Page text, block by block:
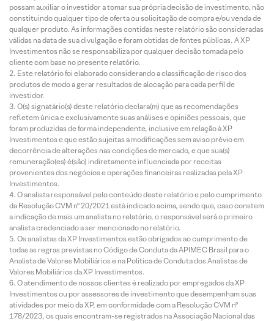
possam auxiliar o investidor a tomar sua própria decisão de investimento, não
constituindo qualquer tipo de oferta ou solicitação de compra e/ou venda de
qualquer produto. As informações contidas neste relatório são consideradas
válidas na data de sua divulgação e foram obtidas de fontes públicas. A XP
Investimentos não se responsabiliza por qualquer decisão tomada pelo
cliente com base no presente relatório.
Este relatório foi elaborado considerando a classificação de risco dos
produtos de modo a gerar resultados de alocação para cada perfil de
investidor.
O(s) signatário(s) deste relatório declara(m) que as recomendações
refletem única e exclusivamente suas análises e opiniões pessoais, que
foram produzidas de forma independente, inclusive em relação à XP
Investimentos e que estão sujeitas a modificações sem aviso prévio em
decorrência de alterações nas condições de mercado, e que sua(s)
remuneração(es) é(são) indiretamente influenciada por receitas
provenientes dos negócios e operações financeiras realizadas pela XP
Investimentos.
O analista responsável pelo conteúdo deste relatório e pelo cumprimento
da Resolução CVM nº 20/2021 está indicado acima, sendo que, caso constem
a indicação de mais um analista no relatório, o responsável será o primeiro
analista credenciado a ser mencionado no relatório.
Os analistas da XP Investimentos estão obrigados ao cumprimento de
todas as regras previstas no Código de Conduta da APIMEC Brasil para o
Analista de Valores Mobiliários e na Política de Conduta dos Analistas de
Valores Mobiliários da XP Investimentos.
O atendimento de nossos clientes é realizado por empregados da XP
Investimentos ou por assessores de investimento que desempenham suas
atividades por meio da XP, em conformidade com a Resolução CVM nº
178/2023, os quais encontram-se registrados na Associação Nacional das